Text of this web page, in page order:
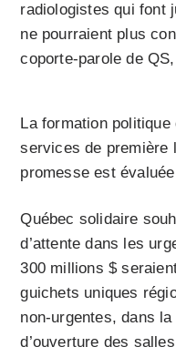
radiologistes qui font
ne pourraient plus
coporte-parole de
La formation
services de première
promesse est
Québec solidaire
d’attente dans les
300 millions $
guichets uniques
non-urgentes, dans
d’ouverture des